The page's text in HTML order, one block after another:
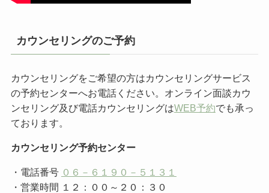
カウンセリングのご予約
カウンセリングをご希望の方はカウンセリングサービス
の予約センターへお電話ください。オンライン面談カウ
ンセリング及び電話カウンセリングはWEB予約でも承っ
ております。
カウンセリング予約センター
・電話番号 ０６－６１９０－５１３１
・営業時間 １２：００～２０：３０